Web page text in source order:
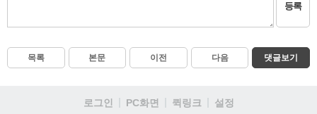
등록
목록 본문 이전 다음 댓글보기
로그인 PC화면 퀵링크
설정